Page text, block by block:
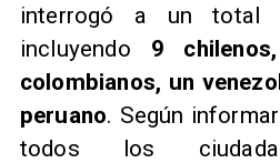
interrogó a un total
incluyendo 9
colombianos, un
peruano. Según
todos los